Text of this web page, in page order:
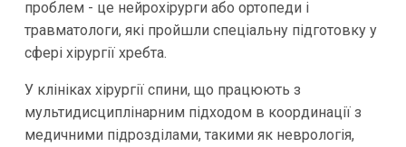
проблем - це нейрохірурги або ортопеди і
травматологи, які пройшли спеціальну підготовку у
сфері хірургії хребта.
У клініках хірургії спини, що працюють з
мультидисциплінарним підходом в координації з
медичними підрозділами, такими як неврологія,